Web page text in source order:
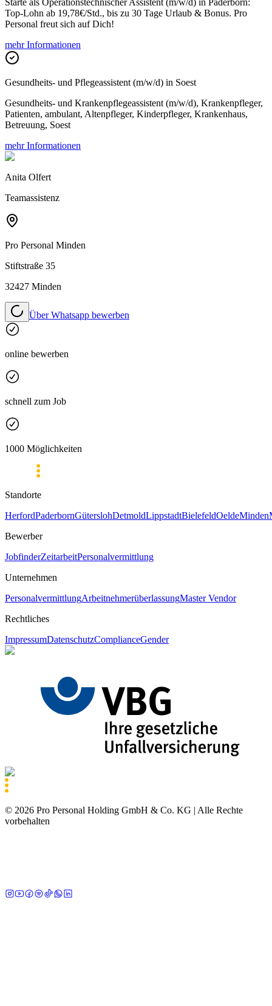
Starte als Operationstechnischer Assistent (m/w/d) in Paderborn:
Top-Lohn ab 19,78€/Std., bis zu 30 Tage Urlaub & Bonus. Pro
Personal freut sich auf Dich!
mehr Informationen
Gesundheits- und Pflegeassistent (m/w/d) in Soest
Gesundheits- und Krankenpflegeassistent (m/w/d), Krankenpfleger,
Patienten, ambulant, Altenpfleger, Kinderpfleger, Krankenhaus,
Betreuung, Soest
mehr Informationen
Anita Olfert
Teamassistenz
Pro Personal Minden
Stiftstraße 35
32427 Minden
Über Whatsapp bewerben
online bewerben
schnell zum Job
1000 Möglichkeiten
Standorte
HerfordPaderbornGüterslohDetmoldLippstadtBielefeldOeldeMinden
Bewerber
JobfinderZeitarbeitPersonalvermittlung
Unternehmen
PersonalvermittlungArbeitnehmerüberlassungMaster Vendor
Rechtliches
ImpressumDatenschutzComplianceGender
© 2026 Pro Personal Holding GmbH & Co. KG | Alle Rechte
vorbehalten